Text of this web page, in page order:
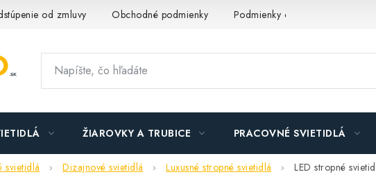
od zmluvy Obchodné podmienky Podmienky ochrany osobných
ŽIAROVKY A TRUBICE PRACOVNÉ SVIETIDLÁ
svietidlá Dizajnové svietidlá Luxusné stropné svietidlá LED stropné